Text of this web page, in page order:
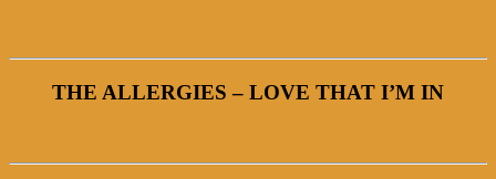
THE ALLERGIES – LOVE THAT I’M IN